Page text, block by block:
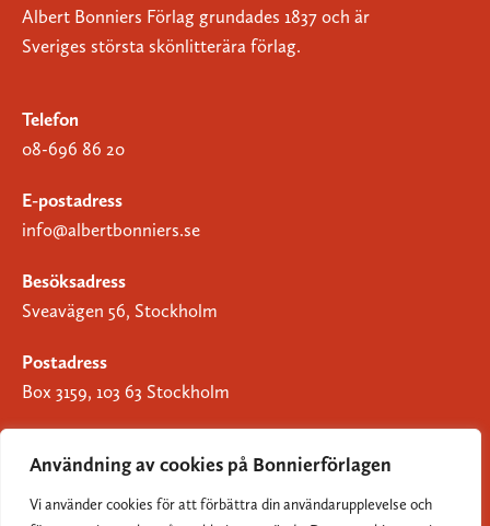
Användning av cookies på Bonnierförlagen
Vi använder cookies för att förbättra din användarupplevelse och
Albert Bonniers Förlag grundades 1837 och är
Sveriges största skönlitterära förlag.
Telefon
08-696 86 20
E-postadress
info@albertbonniers.se
Besöksadress
Sveavägen 56, Stockholm
Postadress
Box 3159, 103 63 Stockholm
Om Bonnierförlagen